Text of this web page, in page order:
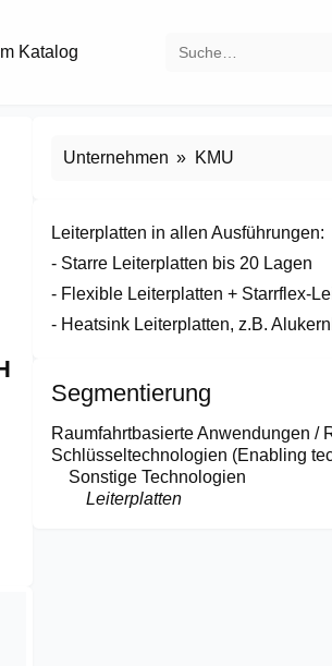
Katalog
Unternehmen KMU
Leiterplatten in allen Ausführungen:
- Starre Leiterplatten bis 20 Lagen
- Flexible Leiterplatten + Starrflex-
- Heatsink Leiterplatten, z.B.
Segmentierung
Raumfahrtbasierte Anwendungen /
Schlüsseltechnologien (Enabling
Sonstige Technologien
Leiterplatten